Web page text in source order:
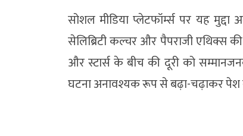
सोशल मीडिया प्लेटफॉर्म्स पर यह
सेलिब्रिटी कल्चर और पैपराजी एथिक्स
और स्टार्स के बीच की दूरी को
घटना अनावश्यक रूप से बढ़ा-चढ़ाकर पेश